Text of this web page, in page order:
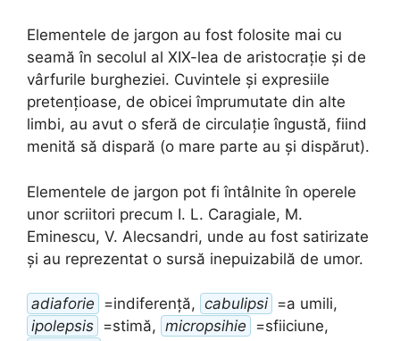
Elementele de jargon au fost folosite mai cu
seamă în secolul al XIX-lea de aristocrație și de
vârfurile burgheziei. Cuvintele și expresiile
pretențioase, de obicei împrumutate din alte
limbi, au avut o sferă de circulație îngustă, fiind
menită să dispară (o mare parte au și dispărut).
Elementele de jargon pot fi întâlnite în operele
unor scriitori precum I. L. Caragiale, M.
Eminescu, V. Alecsandri, unde au fost satirizate
și au reprezentat o sursă inepuizabilă de umor.
adiaforie =indiferență, cabulipsi =a umili,
ipolepsis =stimă, micropsihie =sfiiciune,